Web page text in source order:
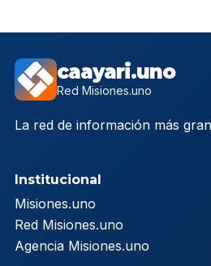
caayari.uno
Red Misiones.uno
La red de información más
Institucional
Misiones.uno
Red Misiones.uno
Agencia Misiones.uno